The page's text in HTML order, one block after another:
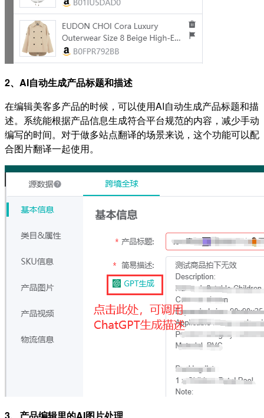
2、AI自动生成产品标题和描述
在编辑美客多产品的时候，可以使用AI自动生成产品标题和描
述。系统能根据产品信息生成符合平台规范的内容，减少手动
编写的时间。对于做多站点翻译的场景来说，这个功能可以配
合图片翻译一起使用。